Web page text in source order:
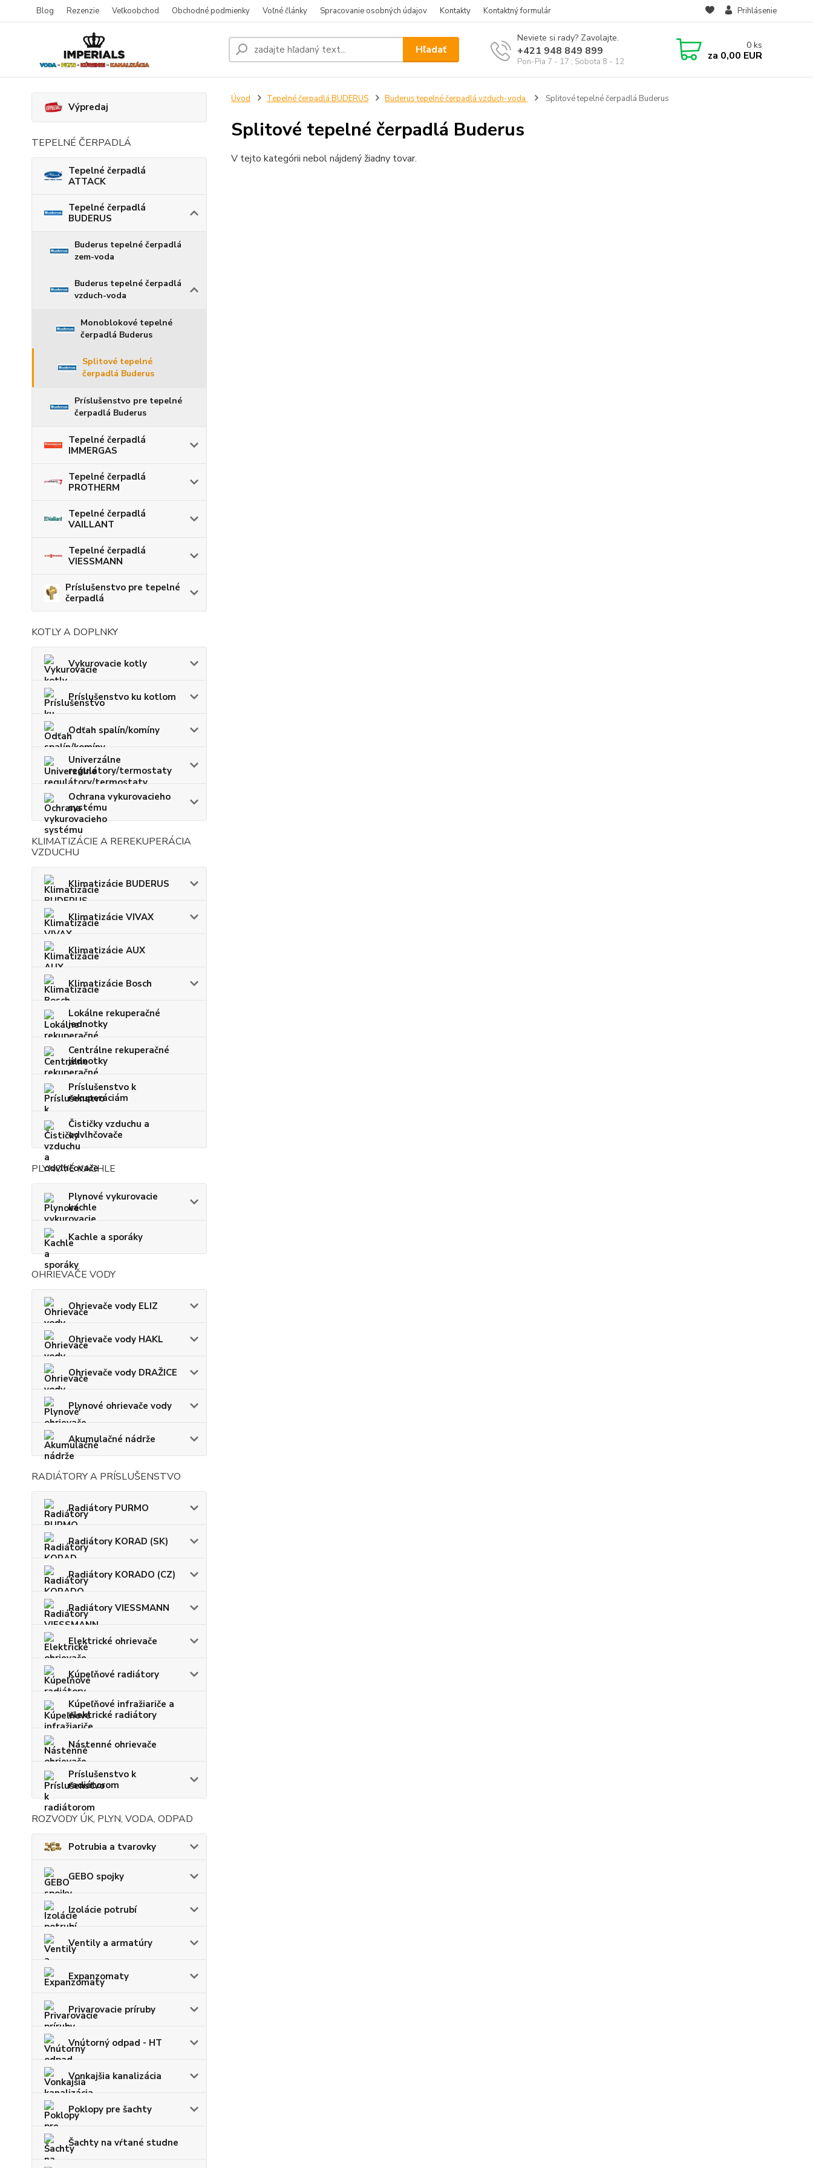
Blog Rezenzie Veľkoobchod Obchodné podmienky Voľné články Spracovanie osobných údajov Kontakty Kontaktný formulár Prihlásenie
Hľadať
Neviete si rady? Zavolajte.
+421 948 849 899
Pon-Pia 7 - 17 ; Sobota 8 - 12
0 ks
za 0,00 EUR
Výpredaj
TEPELNÉ ČERPADLÁ
Tepelné čerpadlá
ATTACK
Tepelné čerpadlá
BUDERUS
Buderus tepelné čerpadlá
zem-voda
Buderus tepelné čerpadlá
vzduch-voda
Monoblokové tepelné
čerpadlá Buderus
Splitové tepelné
čerpadlá Buderus
Príslušenstvo pre tepelné
čerpadlá Buderus
Tepelné čerpadlá
IMMERGAS
Tepelné čerpadlá
PROTHERM
Tepelné čerpadlá
VAILLANT
Tepelné čerpadlá
VIESSMANN
Príslušenstvo pre tepelné
čerpadlá
KOTLY A DOPLNKY
Vykurovacie kotly
Príslušenstvo ku kotlom
Odťah spalín/komíny
Univerzálne
regulátory/termostaty
Ochrana vykurovacieho
systému
KLIMATIZÁCIE A REREKUPERÁCIA
VZDUCHU
Klimatizácie BUDERUS
Klimatizácie VIVAX
Klimatizácie AUX
Klimatizácie Bosch
Lokálne rekuperačné
jednotky
Centrálne rekuperačné
jednotky
Príslušenstvo k
rekuperáciám
Čističky vzduchu a
odvlhčovače
PLYNOVÉ KACHLE
Plynové vykurovacie
kachle
Kachle a sporáky
OHRIEVAČE VODY
Ohrievače vody ELIZ
Ohrievače vody HAKL
Ohrievače vody DRAŽICE
Plynové ohrievače vody
Akumulačné nádrže
RADIÁTORY A PRÍSLUŠENSTVO
Radiátory PURMO
Radiátory KORAD (SK)
Radiátory KORADO (CZ)
Radiátory VIESSMANN
Elektrické ohrievače
Kúpeľňové radiátory
Kúpeľňové infražiariče a
elektrické radiátory
Nástenné ohrievače
Príslušenstvo k
radiátorom
ROZVODY ÚK, PLYN, VODA, ODPAD
Potrubia a tvarovky
GEBO spojky
Izolácie potrubí
Ventily a armatúry
Expanzomaty
Privarovacie príruby
Vnútorný odpad - HT
Vonkajšia kanalizácia
Poklopy pre šachty
Šachty na vŕtané studne
Úvod Tepelné čerpadlá BUDERUS Buderus tepelné čerpadlá vzduch-voda Splitové tepelné čerpadlá Buderus
Splitové tepelné čerpadlá Buderus
V tejto kategórii nebol nájdený žiadny tovar.